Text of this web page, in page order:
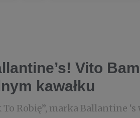
Vito
kawałku
Robię”, marka Ballantine